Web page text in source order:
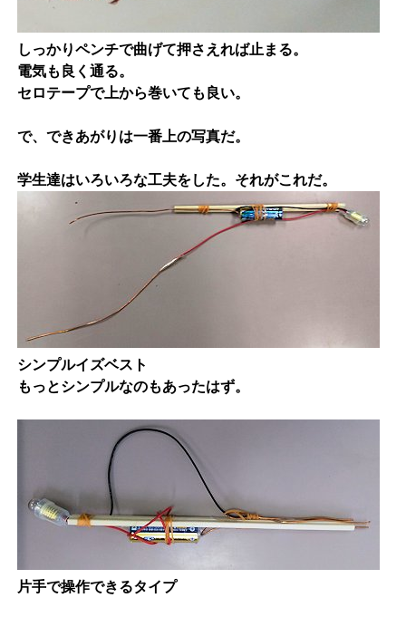
しっかりペンチで曲げて押さえれば止まる。
電気も良く通る。
セロテープで上から巻いても良い。
で、できあがりは一番上の写真だ。
学生達はいろいろな工夫をした。それがこれだ。
シンプルイズベスト
もっとシンプルなのもあったはず。
片手で操作できるタイプ